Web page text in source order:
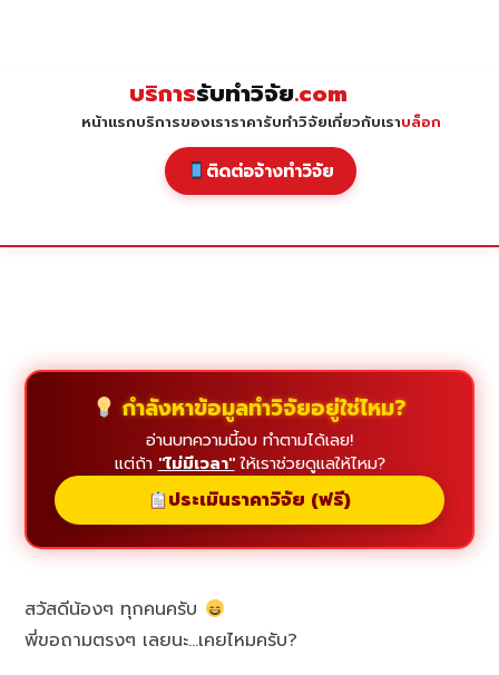
บริการรับทำวิจัย.com
หน้าแรกบริการของเราราคารับทำวิจัยเกี่ยวกับเราบล็อก
ติดต่อจ้างทำวิจัย
กำลังหาข้อมูลทำวิจัยอยู่ใช่ไหม?
อ่านบทความนี้จบ ทำตามได้เลย!
แต่ถ้า "ไม่มีเวลา"ให้เราช่วยดูแลให้ไหม?
ประเมินราคาวิจัย (ฟรี)
สวัสดีน้องๆ ทุกคนครับ
พี่ขอถามตรงๆ เลยนะ…เคยไหมครับ?